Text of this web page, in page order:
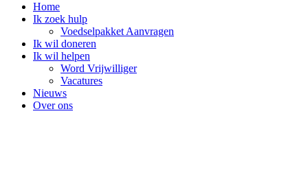
Home
Ik zoek hulp
Voedselpakket Aanvragen
Ik wil doneren
Ik wil helpen
Word Vrijwilliger
Vacatures
Nieuws
Over ons